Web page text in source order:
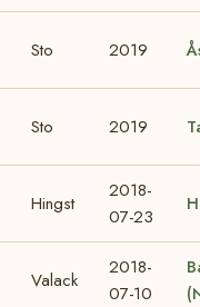
Sto 2019
Sto 2019
Hingst
2018-
07-23
Valack
2018-
07-10